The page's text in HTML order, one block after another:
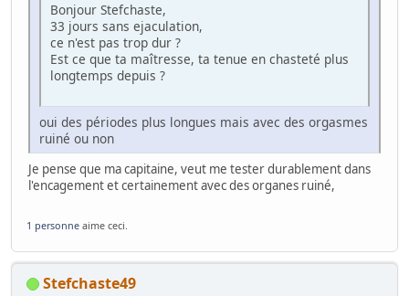
Bonjour Stefchaste,
33 jours sans ejaculation,
ce n'est pas trop dur ?
Est ce que ta maîtresse, ta tenue en chasteté plus
longtemps depuis ?
oui des périodes plus longues mais avec des orgasmes
ruiné ou non
Je pense que ma capitaine, veut me tester durablement dans
l'encagement et certainement avec des organes ruiné,
1 personne aime ceci.
Stefchaste49